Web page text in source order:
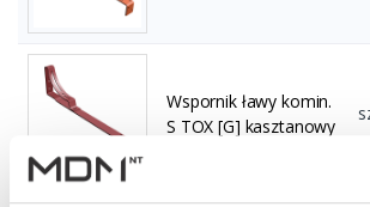
Wspornik ławy komin.
S TOX [G] kasztanowy